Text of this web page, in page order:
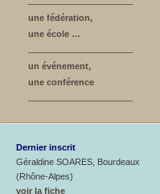
une fédération,
une école …
un événement,
une conférence
Dernier inscrit
Géraldine SOARES, Bourdeaux
(Rhône-Alpes)
voir la fiche